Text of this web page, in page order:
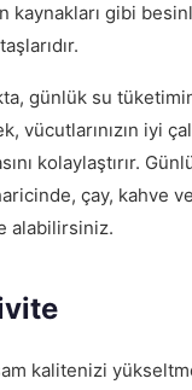
kaynakları gibi
günlük su
vücutlarınızın iyi
kolaylaştırır.
çay, kahve
alabilirsiniz.
kalitenizi